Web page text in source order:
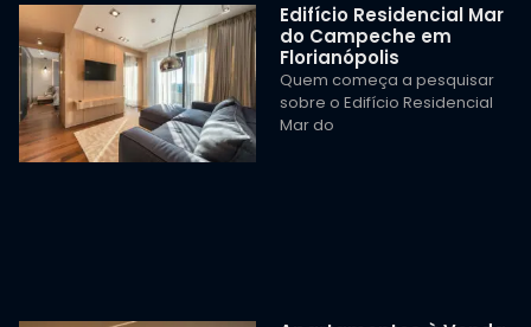
Edifício Residencial Mar
do Campeche em
Florianópolis
Quem começa a pesquisar
sobre o Edifício Residencial
Mar do